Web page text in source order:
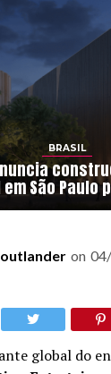
BRASIL
São Paulo
on
global do